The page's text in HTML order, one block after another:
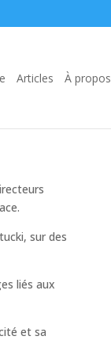
Articles À propos
sur des
liés aux
et sa